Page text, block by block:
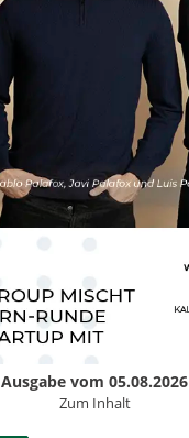
Ausgabe vom 05.08.2026
Zum Inhalt